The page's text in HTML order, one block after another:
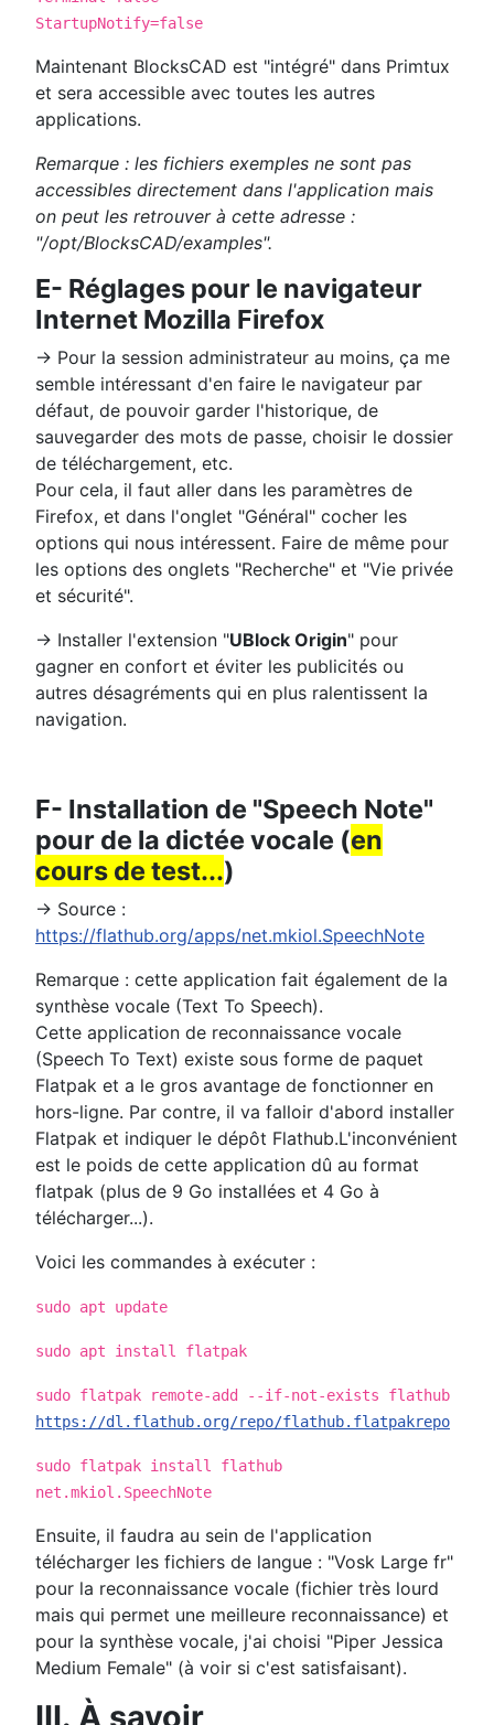
StartupNotify=false
Maintenant BlocksCAD est "intégré" dans Primtux
et sera accessible avec toutes les autres
applications.
Remarque : les fichiers exemples ne sont pas
accessibles directement dans l'application mais
on peut les retrouver à cette adresse :
"/opt/BlocksCAD/examples".
E- Réglages pour le navigateur
Internet Mozilla Firefox
→ Pour la session administrateur au moins, ça me
semble intéressant d'en faire le navigateur par
défaut, de pouvoir garder l'historique, de
sauvegarder des mots de passe, choisir le dossier
de téléchargement, etc.
Pour cela, il faut aller dans les paramètres de
Firefox, et dans l'onglet "Général" cocher les
options qui nous intéressent. Faire de même pour
les options des onglets "Recherche" et "Vie privée
et sécurité".
→ Installer l'extension "UBlock Origin" pour
gagner en confort et éviter les publicités ou
autres désagréments qui en plus ralentissent la
navigation.
F- Installation de "Speech Note"
pour de la dictée vocale (en
cours de test...)
→ Source :
https://flathub.org/apps/net.mkiol.SpeechNote
Remarque : cette application fait également de la
synthèse vocale (Text To Speech).
Cette application de reconnaissance vocale
(Speech To Text) existe sous forme de paquet
Flatpak et a le gros avantage de fonctionner en
hors-ligne. Par contre, il va falloir d'abord installer
Flatpak et indiquer le dépôt Flathub.L'inconvénient
est le poids de cette application dû au format
flatpak (plus de 9 Go installées et 4 Go à
télécharger...).
Voici les commandes à exécuter :
sudo apt update
sudo apt install flatpak
sudo flatpak remote-add --if-not-exists flathub
https://dl.flathub.org/repo/flathub.flatpakrepo
sudo flatpak install flathub
net.mkiol.SpeechNote
Ensuite, il faudra au sein de l'application
télécharger les fichiers de langue : "Vosk Large fr"
pour la reconnaissance vocale (fichier très lourd
mais qui permet une meilleure reconnaissance) et
pour la synthèse vocale, j'ai choisi "Piper Jessica
Medium Female" (à voir si c'est satisfaisant).
III. À savoir